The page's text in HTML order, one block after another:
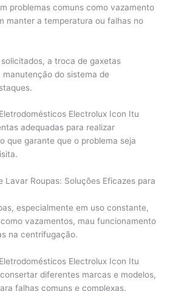
problemas comuns como vazamento
manter a temperatura ou falhas no
a troca de gaxetas
do sistema de
Electrolux Icon Itu
adequadas para realizar
que garante que o problema seja
Lavar Roupas: Soluções Eficazes para
especialmente em uso constante,
vazamentos, mau funcionamento
na centrifugação.
Electrolux Icon Itu
diferentes marcas e modelos,
falhas comuns e complexas.